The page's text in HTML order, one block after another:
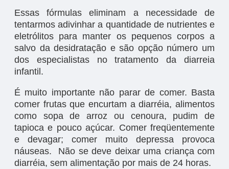
Essas fórmulas eliminam a necessidade de
tentarmos adivinhar a quantidade de nutrientes e
eletrólitos para manter os pequenos corpos a
salvo da desidratação e são opção número um
dos especialistas no tratamento da diarreia
infantil.
É muito importante não parar de comer. Basta
comer frutas que encurtam a diarréia, alimentos
como sopa de arroz ou cenoura, pudim de
tapioca e pouco açúcar. Comer freqüentemente
e devagar; comer muito depressa provoca
náuseas. Não se deve deixar uma criança com
diarréia, sem alimentação por mais de 24 horas.